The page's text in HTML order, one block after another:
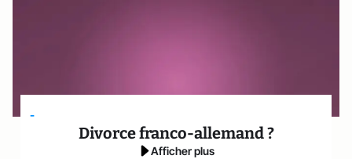
-
Divorce franco-allemand ?
Afficher plus